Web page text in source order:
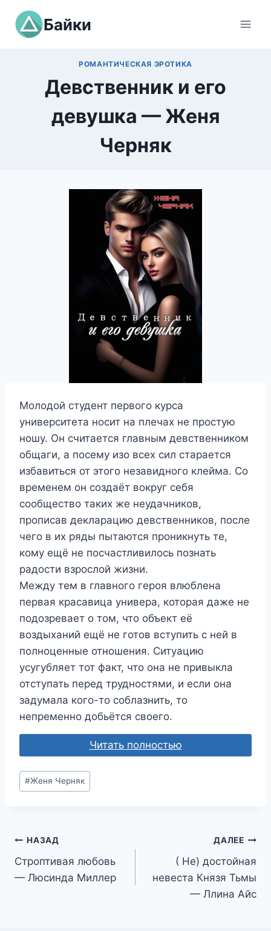
Перейти
содержимому
Байки
РОМАНТИЧЕСКАЯ ЭРОТИКА
Девственник и его
девушка — Женя
Черняк
Молодой студент первого курса
университета носит на плечах не простую
ношу. Он считается главным девственником
общаги, а посему изо всех сил старается
избавиться от этого незавидного клейма. Со
временем он создаёт вокруг себя
сообщество таких же неудачников,
прописав декларацию девственников, после
чего в их ряды пытаются проникнуть те,
кому ещё не посчастливилось познать
радости взрослой жизни.
Между тем в главного героя влюблена
первая красавица универа, которая даже не
подозревает о том, что объект её
воздыханий ещё не готов вступить с ней в
полноценные отношения. Ситуацию
усугубляет тот факт, что она не привыкла
отступать перед трудностями, и если она
задумала кого-то соблазнить, то
непременно добьётся своего.
Читать полностью
Метки
записи:
#Женя Черняк
Навигация
по
НАЗАД
Строптивая любовь
— Люсинда Миллер
ДАЛЕЕ
( Не) достойная
невеста Князя Тьмы
— Ллина Айс